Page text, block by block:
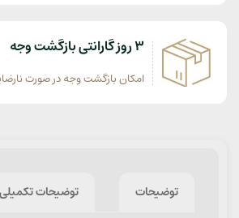
3 روز گارانتی بازگشت وجه
امکان بازگشت وجه در صورت
توضیحات توضیحات تکمیلی